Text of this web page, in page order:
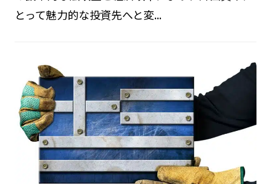
とって魅力的な投資先へと変...